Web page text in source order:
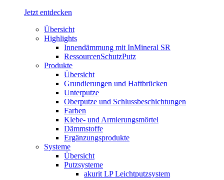
Jetzt entdecken
Übersicht
Highlights
Innendämmung mit InMineral SR
RessourcenSchutzPutz
Produkte
Übersicht
Grundierungen und Haftbrücken
Unterputze
Oberputze und Schlussbeschichtungen
Farben
Klebe- und Armierungsmörtel
Dämmstoffe
Ergänzungsprodukte
Systeme
Übersicht
Putzsysteme
akurit LP Leichtputzsystem